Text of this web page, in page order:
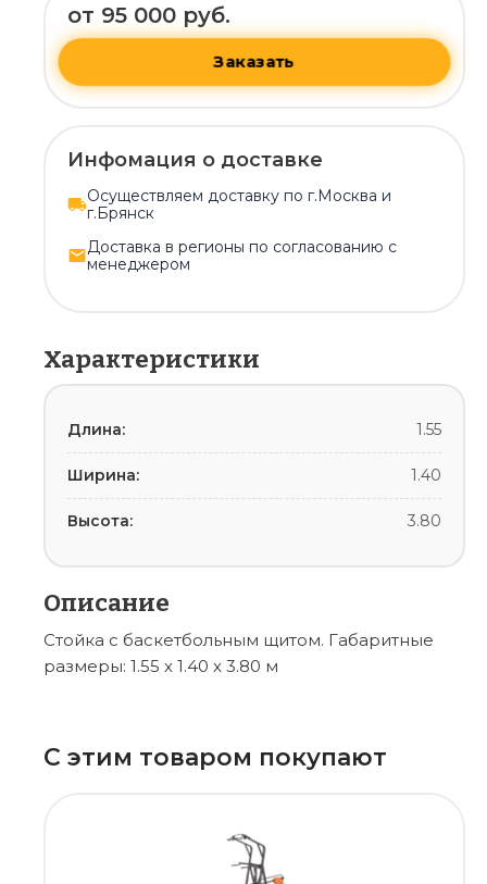
от 95 000 руб.
Заказать
Инфомация о доставке
Осуществляем доставку по г.Москва и
г.Брянск
Доставка в регионы по согласованию с
менеджером
Характеристики
Длина: 1.55
Ширина: 1.40
Высота: 3.80
Описание
Стойка с баскетбольным щитом. Габаритные
размеры: 1.55 х 1.40 x 3.80 м
С этим товаром покупают